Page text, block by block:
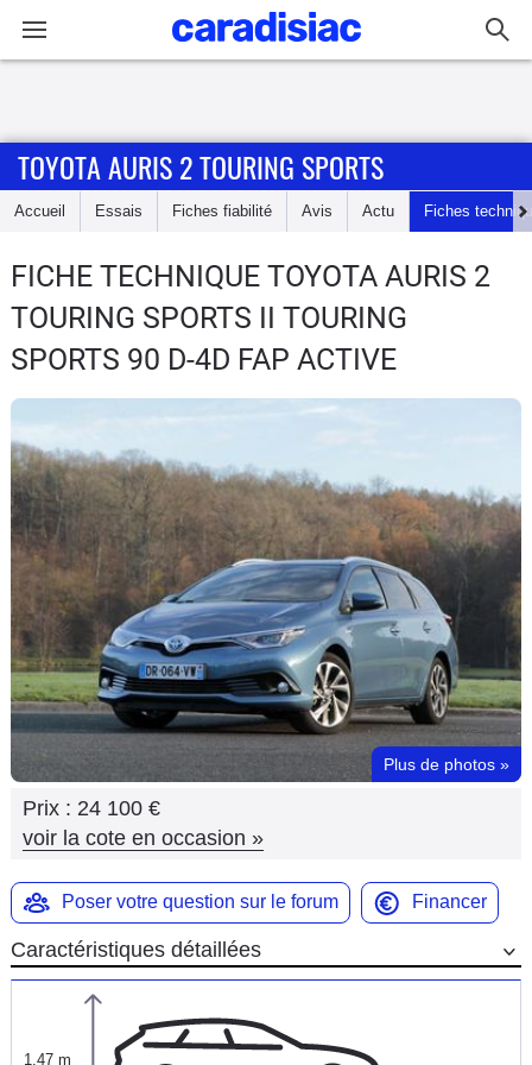
Accueil
Essais
Guide
d'achat
Electriques
Utilitaires
Flottes
Auto
Services
Forum
Moto
Marques
TOYOTA AURIS 2 TOURING SPORTS
Accueil Essais Fiches fiabilité Avis Actu Fiches
FICHE TECHNIQUE TOYOTA AURIS 2
TOURING SPORTS II TOURING
SPORTS 90 D-4D FAP ACTIVE
Plus de photos »
Prix : 24 100 €
voir la cote en occasion »
Poser votre question sur le forum Financer
Caractéristiques détaillées
1,47 m